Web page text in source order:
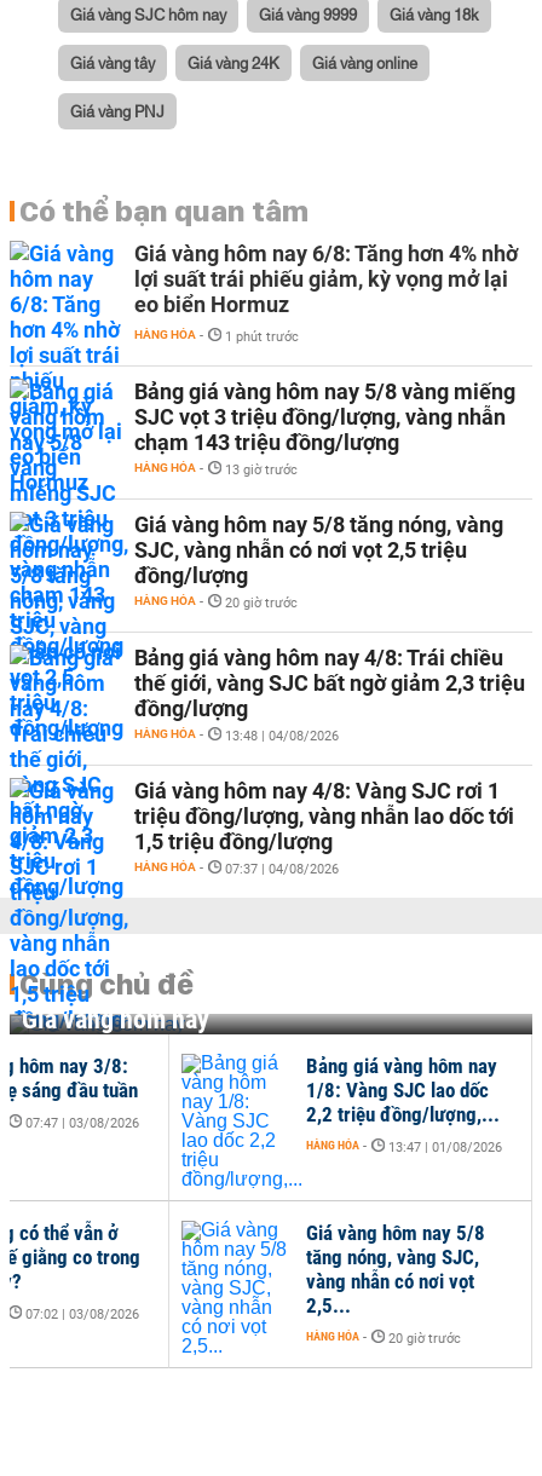
Giá vàng SJC hôm nay Giá vàng 9999 Giá vàng 18k
Giá vàng tây Giá vàng 24K Giá vàng online
Giá vàng PNJ
Có thể bạn quan tâm
Giá vàng hôm nay 6/8: Tăng hơn 4% nhờ
lợi suất trái phiếu giảm, kỳ vọng mở lại
eo biển Hormuz
HÀNG HÓA - 1 phút trước
Bảng giá vàng hôm nay 5/8 vàng miếng
SJC vọt 3 triệu đồng/lượng, vàng nhẫn
chạm 143 triệu đồng/lượng
HÀNG HÓA - 13 giờ trước
Giá vàng hôm nay 5/8 tăng nóng, vàng
SJC, vàng nhẫn có nơi vọt 2,5 triệu
đồng/lượng
HÀNG HÓA - 20 giờ trước
Bảng giá vàng hôm nay 4/8: Trái chiều
thế giới, vàng SJC bất ngờ giảm 2,3 triệu
đồng/lượng
HÀNG HÓA - 13:48 | 04/08/2026
Giá vàng hôm nay 4/8: Vàng SJC rơi 1
triệu đồng/lượng, vàng nhẫn lao dốc tới
1,5 triệu đồng/lượng
HÀNG HÓA - 07:37 | 04/08/2026
Cùng chủ đề
Giá vàng hôm nay
Giá vàng hôm nay 5/8
tăng nóng, vàng SJC,
vàng nhẫn có nơi vọt
2,5...
HÀNG HÓA - 20 giờ trước
hôm nay 3/8:
sáng đầu tuần
07:47 | 03/08/2026
có thể vẫn ở
giằng co trong
07:02 | 03/08/2026
Bảng giá vàng hôm nay
1/8: Vàng SJC lao dốc
2,2 triệu đồng/lượng,...
HÀNG HÓA - 13:47 | 01/08/2026